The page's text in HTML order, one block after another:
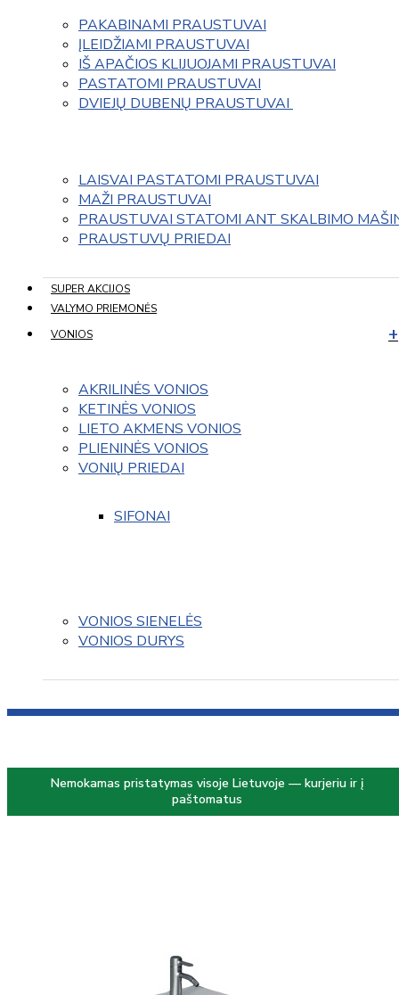
PAKABINAMI PRAUSTUVAI
ĮLEIDŽIAMI PRAUSTUVAI
IŠ APAČIOS KLIJUOJAMI PRAUSTUVAI
PASTATOMI PRAUSTUVAI
DVIEJŲ DUBENŲ PRAUSTUVAI
LAISVAI PASTATOMI PRAUSTUVAI
MAŽI PRAUSTUVAI
PRAUSTUVAI STATOMI ANT SKALBIMO
PRAUSTUVŲ PRIEDAI
SUPER AKCIJOS
VALYMO PRIEMONĖS
VONIOS
AKRILINĖS VONIOS
KETINĖS VONIOS
LIETO AKMENS VONIOS
PLIENINĖS VONIOS
VONIŲ PRIEDAI
SIFONAI
VONIOS SIENELĖS
VONIOS DURYS
Nemokamas pristatymas visoje Lietuvoje — kurjeriu ir į
paštomatus